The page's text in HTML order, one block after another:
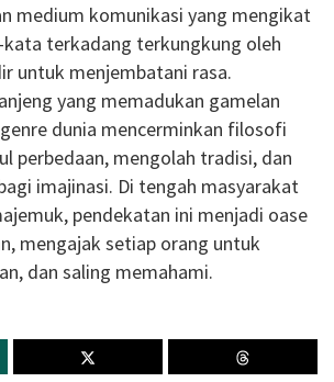
medium komunikasi yang mengikat
terkadang terkungkung oleh
untuk menjembatani rasa.
yang memadukan gamelan
dunia mencerminkan filosofi
perbedaan, mengolah tradisi, dan
imajinasi. Di tengah masyarakat
pendekatan ini menjadi oase
mengajak setiap orang untuk
dan saling memahami.